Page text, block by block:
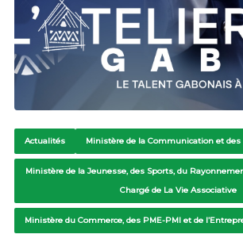
Actualités Ministère de la Communication et des
Ministère de la Jeunesse, des Sports, du
Chargé de La Vie Associative
Ministère du Commerce, des PME-PMI et de